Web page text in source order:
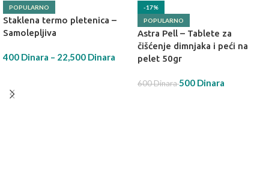
POPULARNO
Staklena termo pletenica –
Samolepljiva
400 Dinara – 22,500 Dinara
-17%
POPULARNO
Astra Pell – Tablete za
čišćenje dimnjaka i peći na
pelet 50gr
600Dinara500 Dinara